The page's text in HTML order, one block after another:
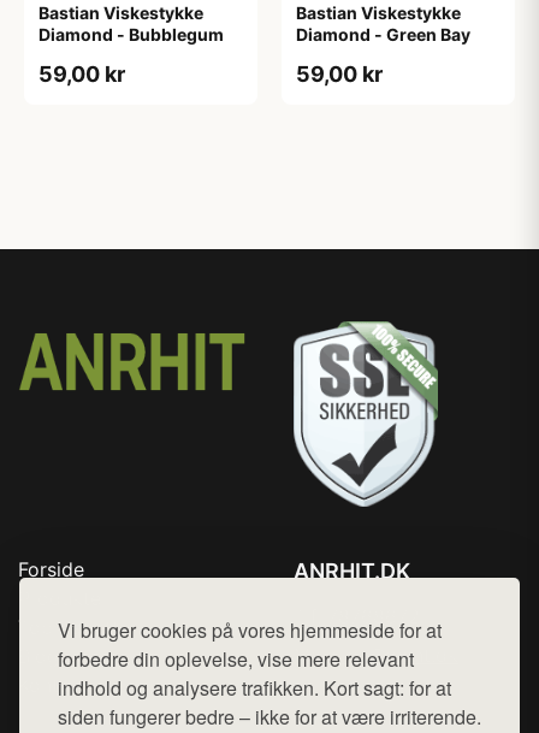
Vi bruger cookies på vores hjemmeside for at
forbedre din oplevelse, vise mere relevant
indhold og analysere trafikken. Kort sagt: for at
siden fungerer bedre – ikke for at være irriterende.
Bastian Viskestykke
Diamond - Bubblegum
59,00 kr
Bastian Viskestykke
Diamond - Green Bay
59,00 kr
Forside
Top Rabatter
Blog
Kontakt
ANRHIT.DK
Mail: hej@want.dk
Cookie- og privatlivspolitik